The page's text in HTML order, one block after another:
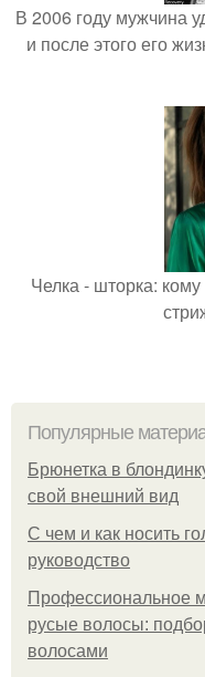
В 2006 году мужчина
и после этого его
Челка - шторка: кому
Популярные
Брюнетка в
свой внешний вид
С чем и как носить
руководство
Профессиональное
русые волосы:
волосами